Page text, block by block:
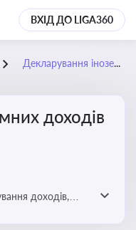
ВХІД ДО LIGA360
Декларування іноземних доходів
доходів
доходів,